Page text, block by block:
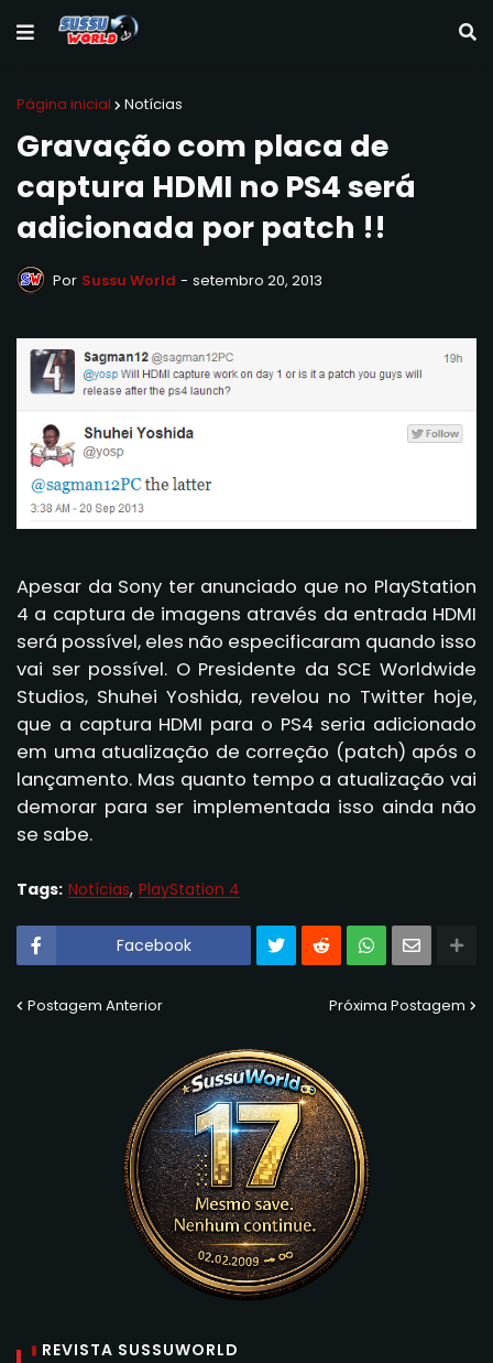
Página inicial Notícias
Gravação com placa de
captura HDMI no PS4 será
adicionada por patch !!
Por Sussu World - setembro 20, 2013
Apesar da Sony ter anunciado que no PlayStation
4 a captura de imagens através da entrada HDMI
será possível, eles não especificaram quando isso
vai ser possível. O Presidente da SCE Worldwide
Studios, Shuhei Yoshida, revelou no Twitter hoje,
que a captura HDMI para o PS4 seria adicionado
em uma atualização de correção (patch) após o
lançamento. Mas quanto tempo a atualização vai
demorar para ser implementada isso ainda não
se sabe.
Tags: Notícias PlayStation 4
Facebook
Postagem Anterior Próxima Postagem
REVISTA SUSSUWORLD